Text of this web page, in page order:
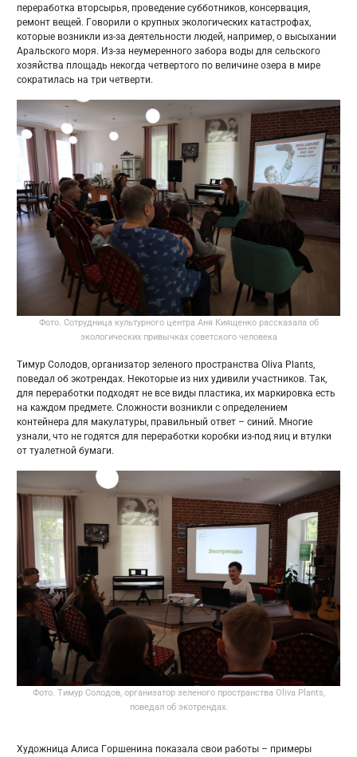
переработка вторсырья, проведение субботников, консервация,
ремонт вещей. Говорили о крупных экологических катастрофах,
которые возникли из-за деятельности людей, например, о высыхании
Аральского моря. Из-за неумеренного забора воды для сельского
хозяйства площадь некогда четвертого по величине озера в мире
сократилась на три четверти.
Фото. Сотрудница культурного центра Аня Киященко рассказала об
экологических привычках советского человека
Тимур Солодов, организатор зеленого пространства Oliva Plants,
поведал об экотрендах. Некоторые из них удивили участников. Так,
для переработки подходят не все виды пластика, их маркировка есть
на каждом предмете. Сложности возникли с определением
контейнера для макулатуры, правильный ответ – синий. Многие
узнали, что не годятся для переработки коробки из-под яиц и втулки
от туалетной бумаги.
Фото. Тимур Солодов, организатор зеленого пространства Oliva Plants,
поведал об экотрендах.
Художница Алиса Горшенина показала свои работы – примеры